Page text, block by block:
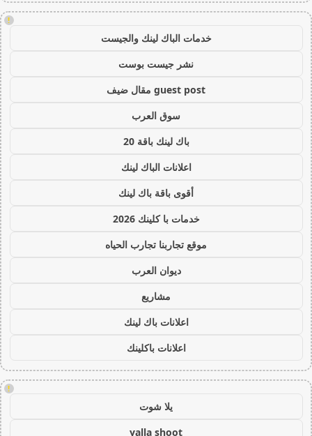
!
خدمات الباك لينك والجيست
نشر جيست بوست
guest post مقال ضيف
سوق العرب
باك لينك باقة 20
اعلانات الباك لينك
أقوى باقة باك لينك
خدمات با كلينك 2026
موقع تجاربنا تجارب الحياه
ديوان العرب
مشاريع
اعلانات باك لينك
اعلانات باكلينك
!
يلا شوت
yalla shoot